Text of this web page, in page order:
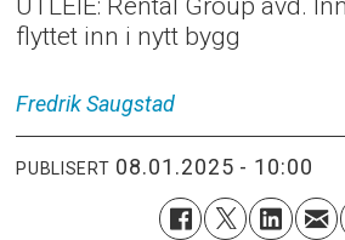
flyttet inn i nytt bygg
Fredrik Saugstad
PUBLISERT 08.01.2025 - 10:00